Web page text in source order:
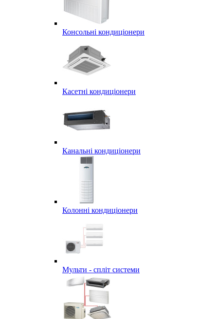
Консольні кондиціонери
Касетні кондиціонери
Канальні кондиціонери
Колонні кондиціонери
Мульти - спліт системи